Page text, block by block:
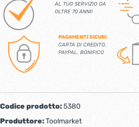
AL TUO SERVIZIO DA
OLTRE 70 ANNI!
PAGAMENTI SICURI
CARTA DI CREDITO,
PAYPAL, BONIFICO
Codice prodotto:5380
Produttore:Toolmarket